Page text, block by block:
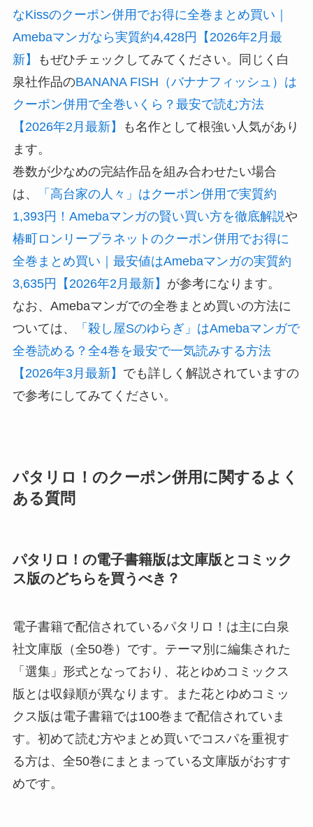
なKissのクーポン併用でお得に全巻まとめ買い｜
Amebaマンガなら実質約4,428円【2026年2月最
新】
もぜひチェックしてみてください。同じく白
泉社作品のBANANA FISH（バナナフィッシュ）は
クーポン併用で全巻いくら？最安で読む方法
【2026年2月最新】
も名作として根強い人気があり
ます。
巻数が少なめの完結作品を組み合わせたい場合
は、
「高台家の人々」はクーポン併用で実質約
1,393円！Amebaマンガの賢い買い方を徹底解説や
椿町ロンリープラネットのクーポン併用でお得に
全巻まとめ買い｜最安値はAmebaマンガの実質約
3,635円【2026年2月最新】 が参考になります。
なお、Amebaマンガでの全巻まとめ買いの方法に
ついては、
「殺し屋Sのゆらぎ」はAmebaマンガで
全巻読める？全4巻を最安で一気読みする方法
【2026年3月最新】 でも詳しく解説されていますの
で参考にしてみてください。
パタリロ！のクーポン併用に関するよく
ある質問
パタリロ！の電子書籍版は文庫版とコミック
ス版のどちらを買うべき？
電子書籍で配信されているパタリロ！は主に白泉
社文庫版（全50巻）です。テーマ別に編集された
「選集」形式となっており、花とゆめコミックス
版とは収録順が異なります。また花とゆめコミッ
クス版は電子書籍では100巻まで配信されていま
す。初めて読む方やまとめ買いでコスパを重視す
る方は、全50巻にまとまっている文庫版がおすす
めです。